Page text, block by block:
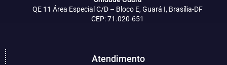
QE 11 Área Especial C/D – Bloco E, Guará I, Brasília-DF
CEP: 71.020-651
Atendimento